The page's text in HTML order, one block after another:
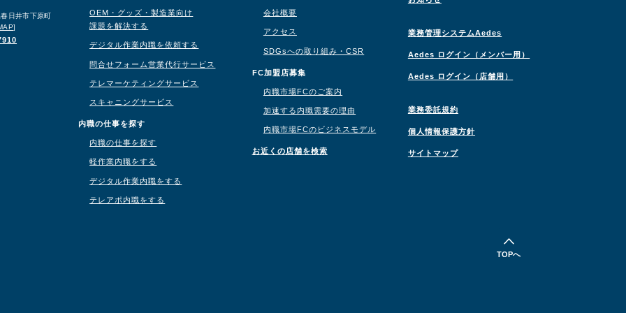
TOPへ
日井市下原町
]
OEM・グッズ・製造業向け
課題を解決する
デジタル作業内職を依頼する
問合せフォーム営業代行サービス
テレマーケティングサービス
スキャニングサービス
内職の仕事を探す
内職の仕事を探す
軽作業内職をする
デジタル作業内職をする
テレアポ内職をする
会社概要
アクセス
SDGsへの取り組み・CSR
FC加盟店募集
内職市場FCのご案内
加速する内職需要の理由
内職市場FCのビジネスモデル
お近くの店舗を検索
業務管理システムAedes
Aedes ログイン（メンバー用）
Aedes ログイン（店舗用）
業務委託規約
個人情報保護方針
サイトマップ